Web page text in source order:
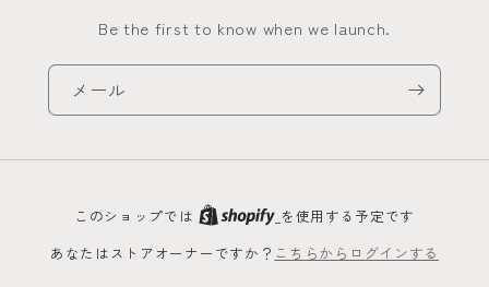
Be the first to know when we launch.
メール
このショップでは
を使用する予定です
あなたはストアオーナーですか？ こちらからログインする